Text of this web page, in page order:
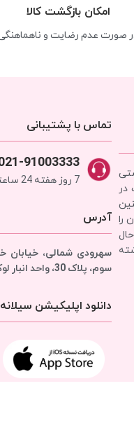
امکان بازگشت کالا
صورت عدم رضایت و
در
را
تماس با پشتیبانی
91003333
7 روز هفته 24 ساعته
آدرس
سهرودی شمالی، خیابان
سوم، پلاک 30، واحد انبار
دانلود اپلیکیشن